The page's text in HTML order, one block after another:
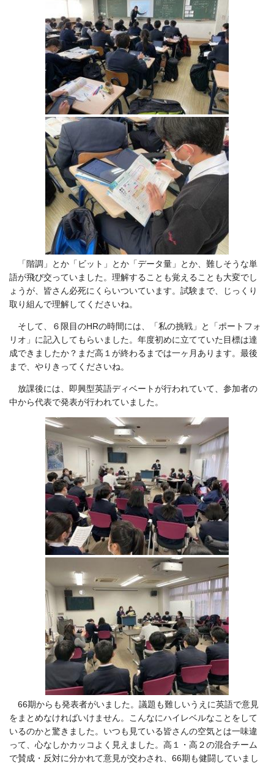
「階調」とか「ビット」とか「データ量」とか、難しそうな単
語が飛び交っていました。理解することも覚えることも大変でし
ょうが、皆さん必死にくらいついています。試験まで、じっくり
取り組んで理解してくださいね。
そして、６限目のHRの時間には、「私の挑戦」と「ポートフォ
リオ」に記入してもらいました。年度初めに立てていた目標は達
成できましたか？まだ高１が終わるまでは一ヶ月あります。最後
まで、やりきってくださいね。
放課後には、即興型英語ディベートが行われていて、参加者の
中から代表で発表が行われていました。
66期からも発表者がいました。議題も難しいうえに英語で意見
をまとめなければいけません。こんなにハイレベルなことをして
いるのかと驚きました。いつも見ている皆さんの空気とは一味違
って、心なしかカッコよく見えました。高１・高２の混合チーム
で賛成・反対に分かれて意見が交わされ、66期も健闘していまし